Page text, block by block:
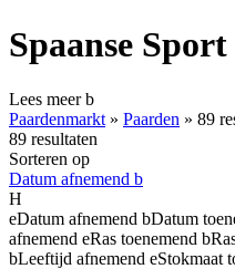
Spaanse
Lees meerb
Paardenmarkt » Paarden » 89
89 resultaten
Sorteren op
Datum afnemend b
H
eDatum afnemend bDatum
afnemend eRas toenemend b
bLeeftijd afnemend eStokmaat